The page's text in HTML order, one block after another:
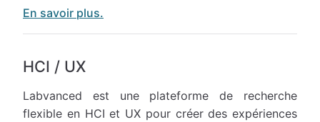
En savoir plus.
HCI / UX
Labvanced est une plateforme de recherche
flexible en HCI et UX pour créer des expériences